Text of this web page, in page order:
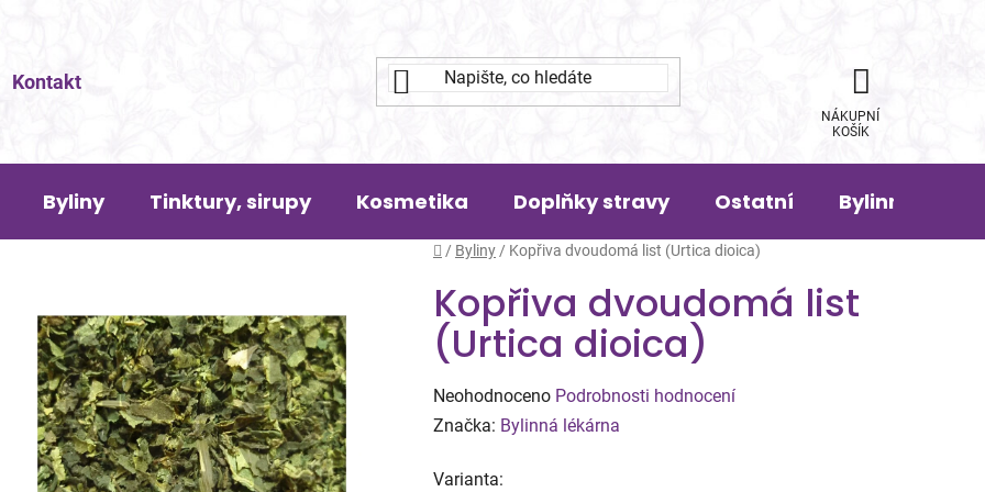
Kontakt
NÁKUPNÍ
KOŠÍK
Byliny Tinktury, sirupy Kosmetika Doplňky stravy Ostatní Bylinná
Domů
/ Byliny / Kopřiva dvoudomá list (Urtica dioica)
Kopřiva dvoudomá list
(Urtica dioica)
Průměrné
hodnocení
je
Neohodnoceno Podrobnosti hodnocení
Značka: Bylinná lékárna
Varianta: